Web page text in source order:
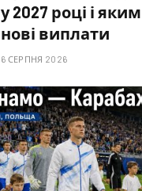
у 2027 році і
нові виплати
6 СЕРПНЯ 2026